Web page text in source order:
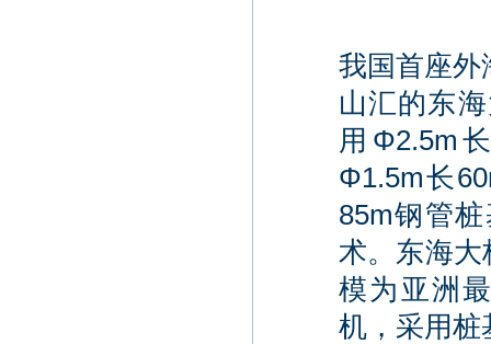
我国首座外
山汇的东
用Φ2.5m
Φ1.5m长
85m钢管
术。东海
模为亚洲
机，采用桩